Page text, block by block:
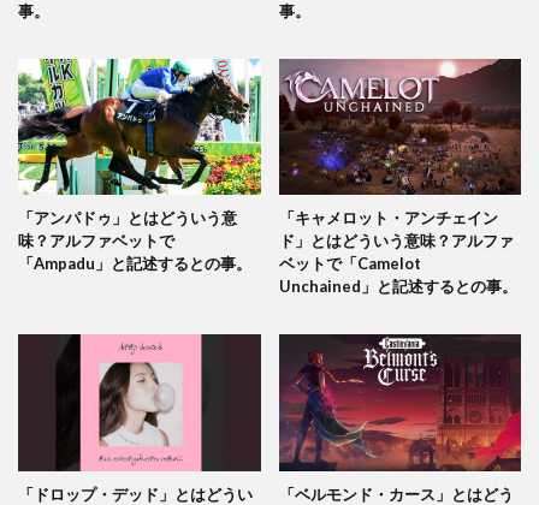
事。
事。
「アンパドゥ」とはどういう意
味？アルファベットで
「Ampadu」と記述するとの事。
「キャメロット・アンチェイン
ド」とはどういう意味？アルファ
ベットで「Camelot
Unchained」と記述するとの事。
「ドロップ・デッド」とはどうい
「ベルモンド・カース」とはどう